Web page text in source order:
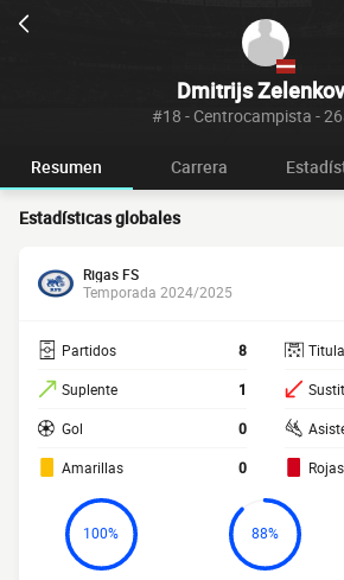
Dmitrijs
#18 - Centrocampista -
Resumen Carrera
Estadísticas globales
Rigas FS
Temporada 2024/2025
Partidos 8
Suplente 1
Gol 0
Amarillas 0 Rojas
100% 88%